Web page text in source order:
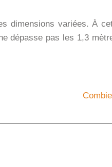
variées. À
dépasse pas les 1,3